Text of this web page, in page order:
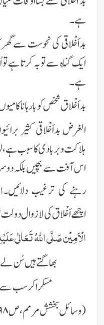
ہے۔
بداَخْلاقی کی نحوست سے گھر
ایک گُناہ سے توبہ کرتا ہے
ہے۔
بداَخْلاق شخص کو بارہا
الغرض بداَخْلاقی کثیر
ہلاکت و بربادی کا سبب ہے
اس آفت سے بچیں بلکہ
رہنے کی ترغیب دلائیں۔
اچھےاَخْلاق کی لازوال
الْاَمِیْن صَلَّی اللّٰہُ تَعَالٰی
بھاگتے ہیں سُن
مسکرا کر سب سے
(وسائل بخشش مرمم،ص